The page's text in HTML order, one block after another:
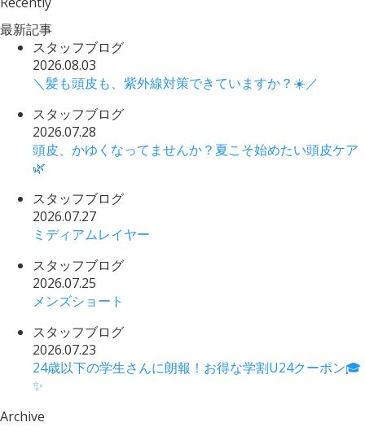
最新記事
スタッフブログ
2026.08.03
＼髪も頭皮も、紫外線対策できていますか？☀️／
スタッフブログ
2026.07.28
頭皮、かゆくなってませんか？夏こそ始めたい頭皮ケア
🌿
スタッフブログ
2026.07.27
ミディアムレイヤー
スタッフブログ
2026.07.25
メンズショート
スタッフブログ
2026.07.23
24歳以下の学生さんに朗報！お得な学割U24クーポン🎓
✨
Archive